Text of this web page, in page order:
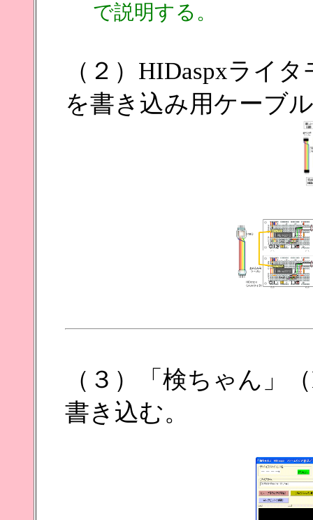
で説明する。
（２）HIDaspxライ
を書き込み用ケーブ
（３）「検ちゃん」
書き込む。